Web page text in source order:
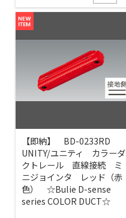
【即納】 BD-0233RD
UNITY/ユニティ カラーダ
クトレール 直線接続 ミ
ニジョインタ レッド（赤
色） ☆Bulie D-sense
series COLOR DUCT☆